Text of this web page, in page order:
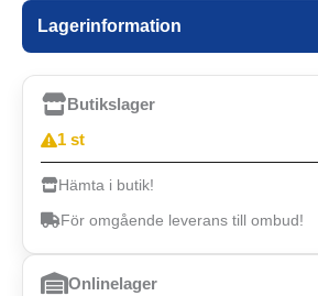
Lagerinformation
Butikslager
1 st
Hämta i butik!
För omgående leverans till ombud!
Onlinelager